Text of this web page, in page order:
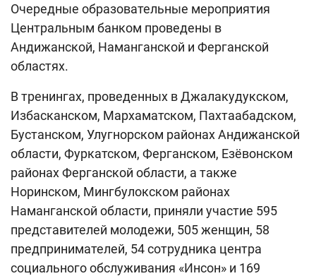
Очередные образовательные мероприятия
Центральным банком проведены в
Андижанской, Наманганской и Ферганской
областях.
В тренингах, проведенных в Джалакудукском,
Избасканском, Мархаматском, Пахтаабадском,
Бустанском, Улугнорском районах Андижанской
области, Фуркатском, Ферганском, Езёвонском
районах Ферганской области, а также
Норинском, Мингбулокском районах
Наманганской области, приняли участие 595
представителей молодежи, 505 женщин, 58
предпринимателей, 54 сотрудника центра
социального обслуживания «Инсон» и 169